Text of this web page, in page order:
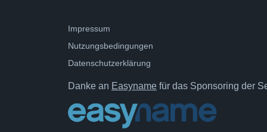
Impressum
Nutzungsbedingungen
Datenschutzerklärung
Danke an Easyname für das Sponsoring der